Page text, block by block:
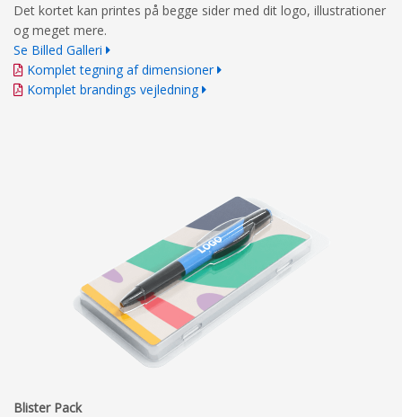
Det kortet kan printes på begge sider med dit logo, illustrationer
og meget mere.
Se Billed Galleri
Komplet tegning af dimensioner
Komplet brandings vejledning
Blister Pack